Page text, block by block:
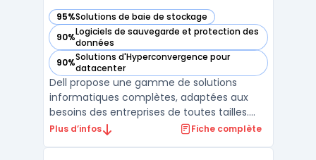
95%Solutions de baie de stockage
— voir Dell EMC dans cette catégorie
90%Logiciels de sauvegarde et protection des
données
— voir Dell EMC dans cette catégorie
90%Solutions d'Hyperconvergence pour
datacenter
— voir Dell EMC dans cette catégorie
Dell propose une gamme de solutions
informatiques complètes, adaptées aux
besoins des entreprises de toutes tailles.
Ses logiciels d'entreprise sont conçus pour
Plus d’infos Fiche complète